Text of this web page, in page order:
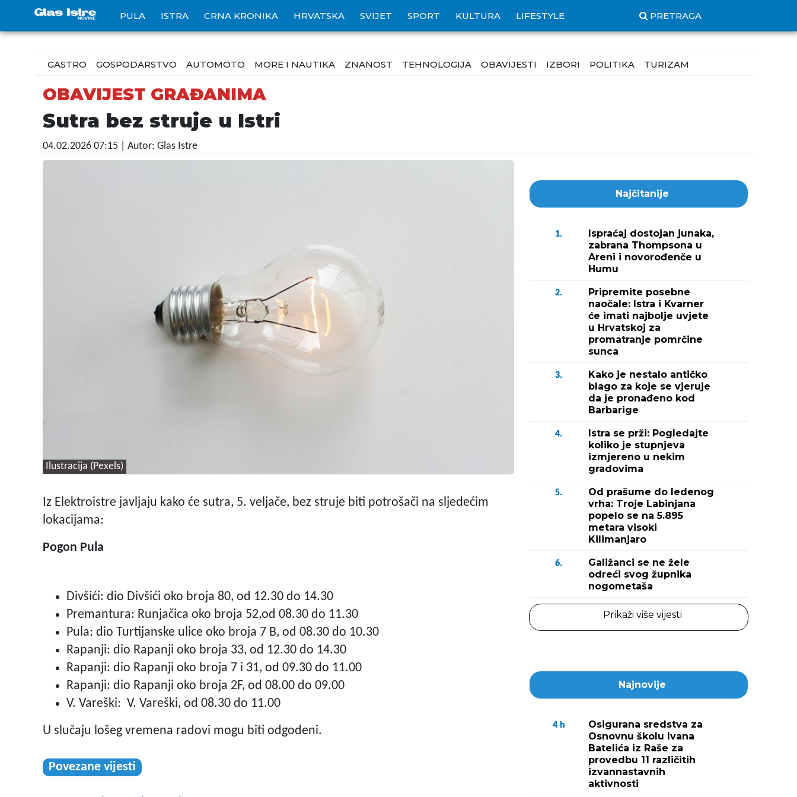
PULA ISTRA CRNA KRONIKA HRVATSKA SVIJET SPORT KULTURA LIFESTYLE PRETRAGA
GASTRO GOSPODARSTVO AUTOMOTO MORE I NAUTIKA ZNANOST TEHNOLOGIJA OBAVIJESTI IZBORI POLITIKA TURIZAM
OBAVIJEST GRAĐANIMA
Sutra bez struje u Istri
04.02.2026 07:15 | Autor: Glas Istre
Ilustracija (Pexels)
Iz Elektroistre javljaju kako će sutra, 5. veljače, bez struje biti potrošači na sljedećim
lokacijama:
Pogon Pula
Divšići: dio Divšići oko broja 80, od 12.30 do 14.30
Premantura: Runjačica oko broja 52,od 08.30 do 11.30
Pula: dio Turtijanske ulice oko broja 7 B, od 08.30 do 10.30
Rapanji: dio Rapanji oko broja 33, od 12.30 do 14.30
Rapanji: dio Rapanji oko broja 7 i 31, od 09.30 do 11.00
Rapanji: dio Rapanji oko broja 2F, od 08.00 do 09.00
V. Vareški: V. Vareški, od 08.30 do 11.00
U slučaju lošeg vremena radovi mogu biti odgodeni.
Povezane vijesti
Najčitanije
1.
Ispraćaj dostojan junaka,
zabrana Thompsona u
Areni i novorođenče u
Humu
2.
Pripremite posebne
naočale: Istra i Kvarner
će imati najbolje uvjete
u Hrvatskoj za
promatranje pomrčine
sunca
3.
Kako je nestalo antičko
blago za koje se vjeruje
da je pronađeno kod
Barbarige
4.
Istra se prži: Pogledajte
koliko je stupnjeva
izmjereno u nekim
gradovima
5.
Od prašume do ledenog
vrha: Troje Labinjana
popelo se na 5.895
metara visoki
Kilimanjaro
6.
Galižanci se ne žele
odreći svog župnika
nogometaša
Prikaži više vijesti
Najnovije
4 h
Osigurana sredstva za
Osnovnu školu Ivana
Batelića iz Raše za
provedbu 11 različitih
izvannastavnih
aktivnosti